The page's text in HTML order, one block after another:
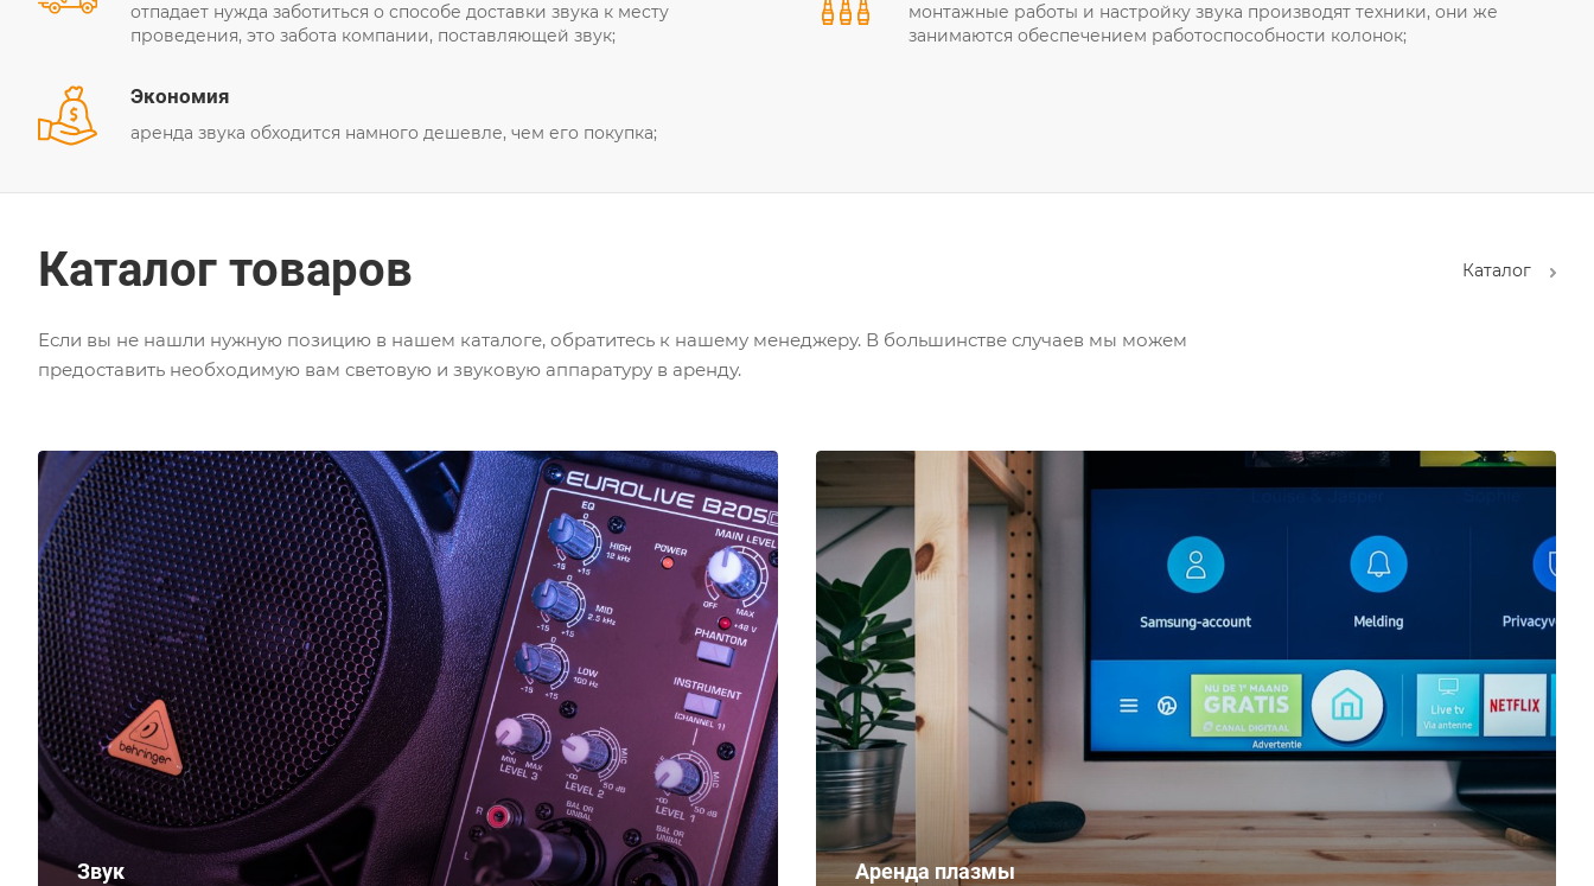
отпадает нужда заботиться о способе доставки звука к месту
проведения, это забота компании, поставляющей звук;
монтажные работы и настройку звука производят техники, они же
занимаются обеспечением работоспособности колонок;
Экономия
аренда звука обходится намного дешевле, чем его покупка;
Каталог товаров Каталог
Если вы не нашли нужную позицию в нашем каталоге, обратитесь к нашему менеджеру. В большинстве случаев мы можем
предоставить необходимую вам световую и звуковую аппаратуру в аренду.
Звук Аренда плазмы